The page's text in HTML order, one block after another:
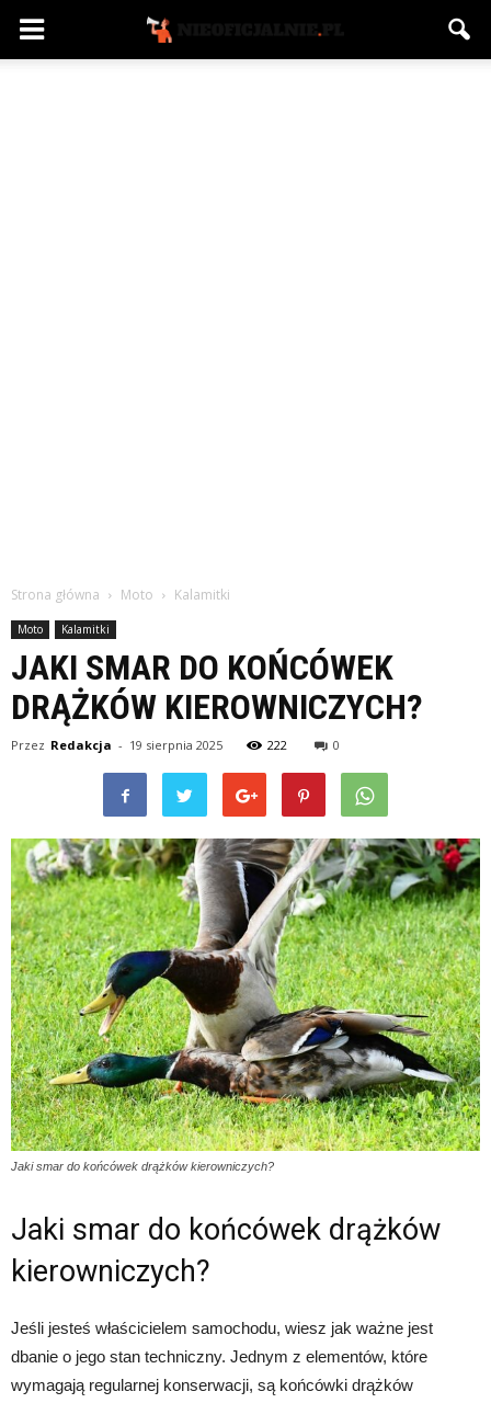
Strona główna Moto Kalamitki
Moto Kalamitki
JAKI SMAR DO KOŃCÓWEK
DRĄŻKÓW KIEROWNICZYCH?
Przez Redakcja - 19 sierpnia 2025 222 0
Jaki smar do końcówek drążków kierowniczych?
Jaki smar do końcówek drążków
kierowniczych?
Jeśli jesteś właścicielem samochodu, wiesz jak ważne jest
dbanie o jego stan techniczny. Jednym z elementów, które
wymagają regularnej konserwacji, są końcówki drążków